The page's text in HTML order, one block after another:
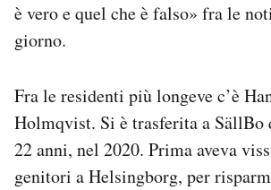
è vero e quel che è falso» fra le
giorno.
Fra le residenti più longeve c’è
Holmqvist. Si è trasferita a SällBo
22 anni, nel 2020. Prima aveva
genitori a Helsingborg, per